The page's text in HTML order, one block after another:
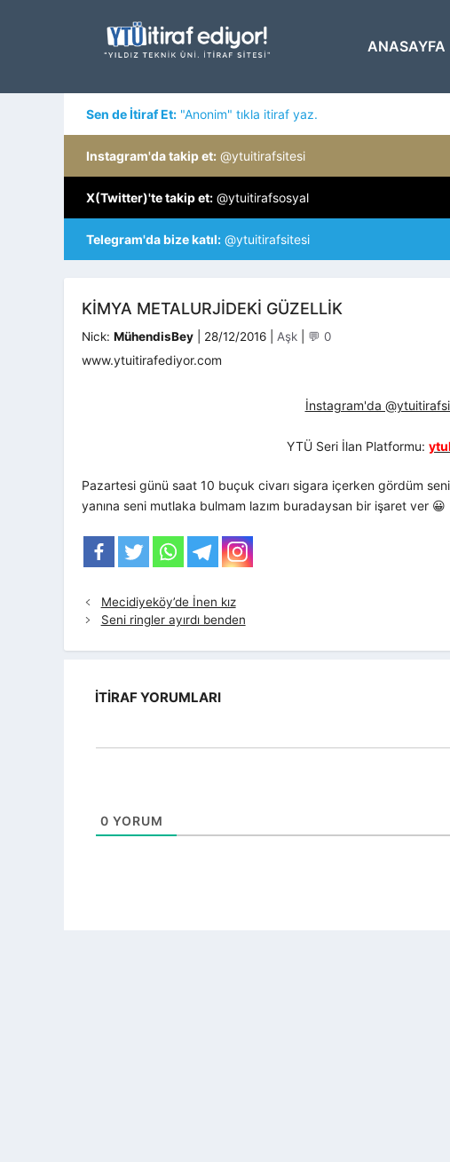
ANASAYFA
Sen de İtiraf Et: "Anonim" tıkla itiraf yaz.
Instagram'da takip et: @ytuitirafsitesi
X(Twitter)'te takip et: @ytuitirafsosyal
Telegram'da bize katıl: @ytuitirafsitesi
KIMYA METALURJIDEKI GÜZELLIK
Nick: MühendisBey 28/12/2016 Kategoriler
Aşk 💬 0
www.ytuitirafediyor.com
İnstagram'da
YTÜ Seri İlan Platformu:
Pazartesi günü saat 10 buçuk civarı sigara içerken gördüm
yanına seni mutlaka bulmam lazım buradaysan bir işaret ver 😀
Mecidiyeköy’de İnen kız
Seni ringler ayırdı benden
İTIRAF YORUMLARI
0 YORUM